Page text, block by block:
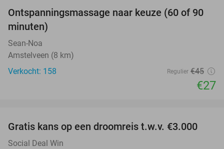
40%
Ontspanningsmassage naar keuze (60 of 90
minuten)
Sean-Noa
Amstelveen (8 km)
Verkocht: 158
Regulier €45
€27
Gratis kans op een droomreis t.w.v. €3.000
Social Deal Win